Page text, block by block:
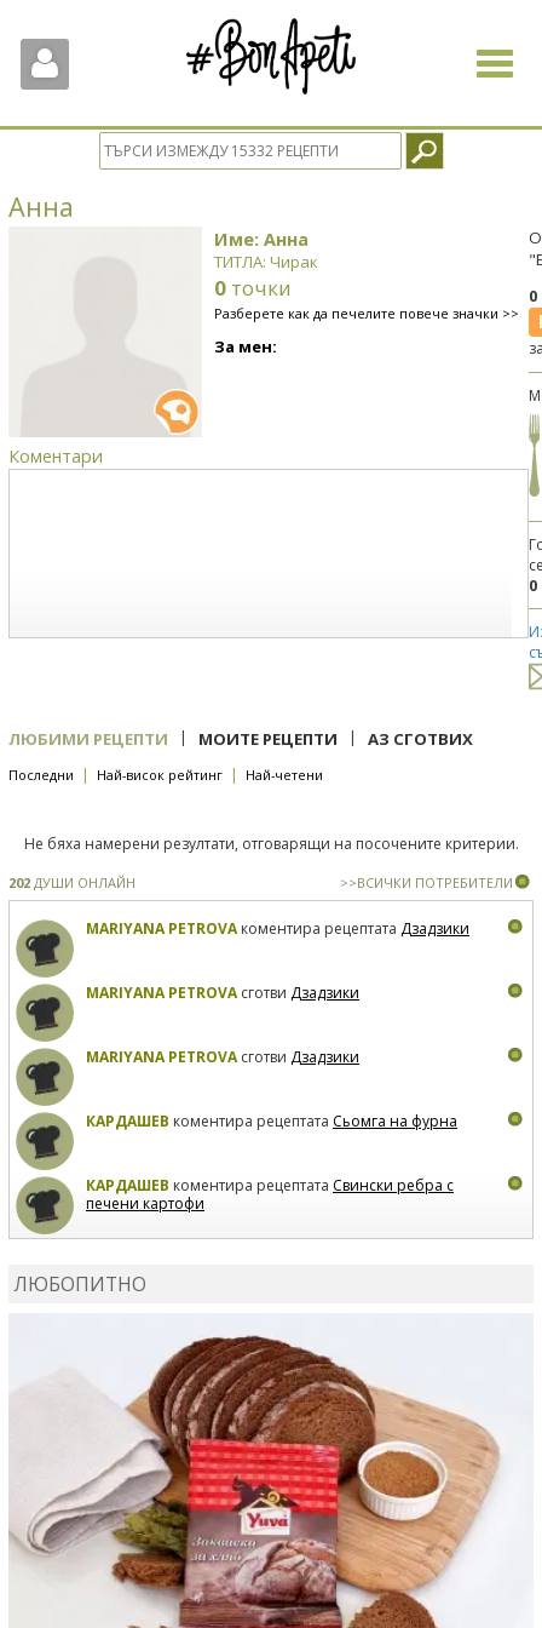
Toggle
Анна
Име: Анна
ТИТЛА: Чирак
0 точки
Разберете как да печелите повече значки >>
За мен:
Коментари
0
ЛЮБИМИ РЕЦЕПТИ | МОИТЕ РЕЦЕПТИ | АЗ СГОТВИХ
Последни | Най-висок рейтинг | Най-четени
Не бяха намерени резултати, отговарящи на посочените критерии.
202 ДУШИ ОНЛАЙН >>ВСИЧКИ ПОТРЕБИТЕЛИ
MARIYANA PETROVAкоментира рецептата Дзадзики
MARIYANA PETROVAсготви Дзадзики
MARIYANA PETROVAсготви Дзадзики
КАРДАШЕВ коментира рецептата Сьомга на фурна
КАРДАШЕВ коментира рецептата Свински ребра с
печени картофи
ЛЮБОПИТНО